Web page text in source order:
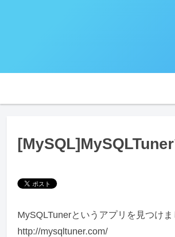
MySQLTunerというアプリを見つけま
http://mysqltuner.com/